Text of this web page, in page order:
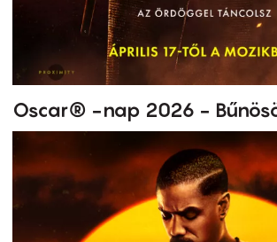
Oscar® -nap 2026 -